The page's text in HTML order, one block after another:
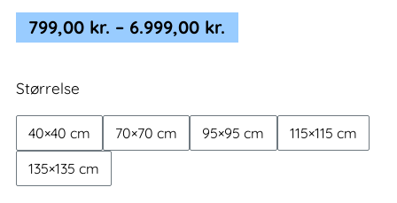
799,00 kr. – 6.999,00 kr.
799,00 kr.
Størrelse
40×40 cm 70×70 cm 95×95 cm
115×115 cm
135×135 cm